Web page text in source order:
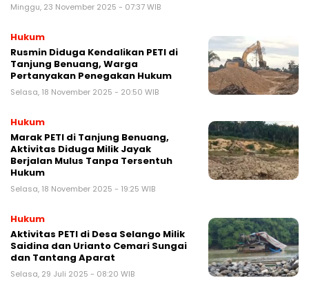
Minggu, 23 November 2025 - 07:37 WIB
Hukum
Rusmin Diduga Kendalikan PETI di
Tanjung Benuang, Warga
Pertanyakan Penegakan Hukum
Selasa, 18 November 2025 - 20:50 WIB
Hukum
Marak PETI di Tanjung Benuang,
Aktivitas Diduga Milik Jayak
Berjalan Mulus Tanpa Tersentuh
Hukum
Selasa, 18 November 2025 - 19:25 WIB
Hukum
Aktivitas PETI di Desa Selango Milik
Saidina dan Urianto Cemari Sungai
dan Tantang Aparat
Selasa, 29 Juli 2025 - 08:20 WIB